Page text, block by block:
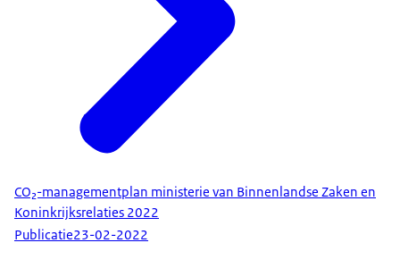
CO₂-managementplan ministerie van Binnenlandse Zaken en
Koninkrijksrelaties 2022
Publicatie23-02-2022